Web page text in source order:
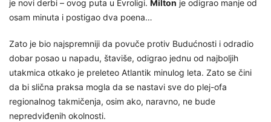
je novi derbi – ovog puta u Evroligi. Milton je odigrao manje od
osam minuta i postigao dva poena…
Zato je bio najspremniji da povuče protiv Budućnosti i odradio
dobar posao u napadu, štaviše, odigrao jednu od najboljih
utakmica otkako je preleteo Atlantik minulog leta. Zato se čini
da bi slična praksa mogla da se nastavi sve do plej-ofa
regionalnog takmičenja, osim ako, naravno, ne bude
nepredviđenih okolnosti.